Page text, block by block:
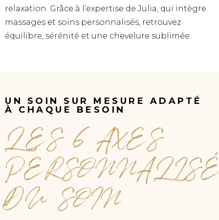
relaxation. Grâce à l’expertise de Julia, qui intègre
massages et soins personnalisés, retrouvez
équilibre, sérénité et une chevelure sublimée.
UN SOIN SUR MESURE ADAPTÉ
À CHAQUE BESOIN
LES 6 AXES
DU SOIN